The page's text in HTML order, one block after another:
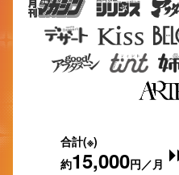
合計(※)
約15,000円／月